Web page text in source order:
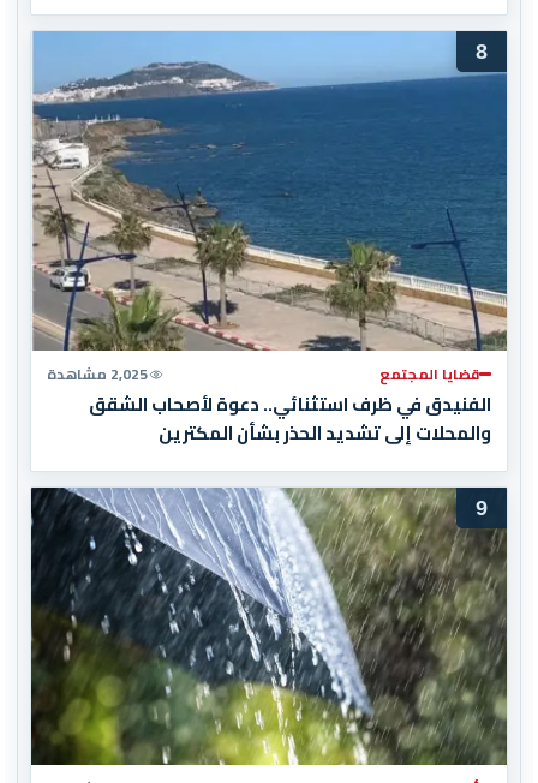
8
قضايا المجتمع 2,025 مشاهدة
الفنيدق في ظرف استثنائي.. دعوة لأصحاب الشقق
والمحلات إلى تشديد الحذر بشأن المكترين
9